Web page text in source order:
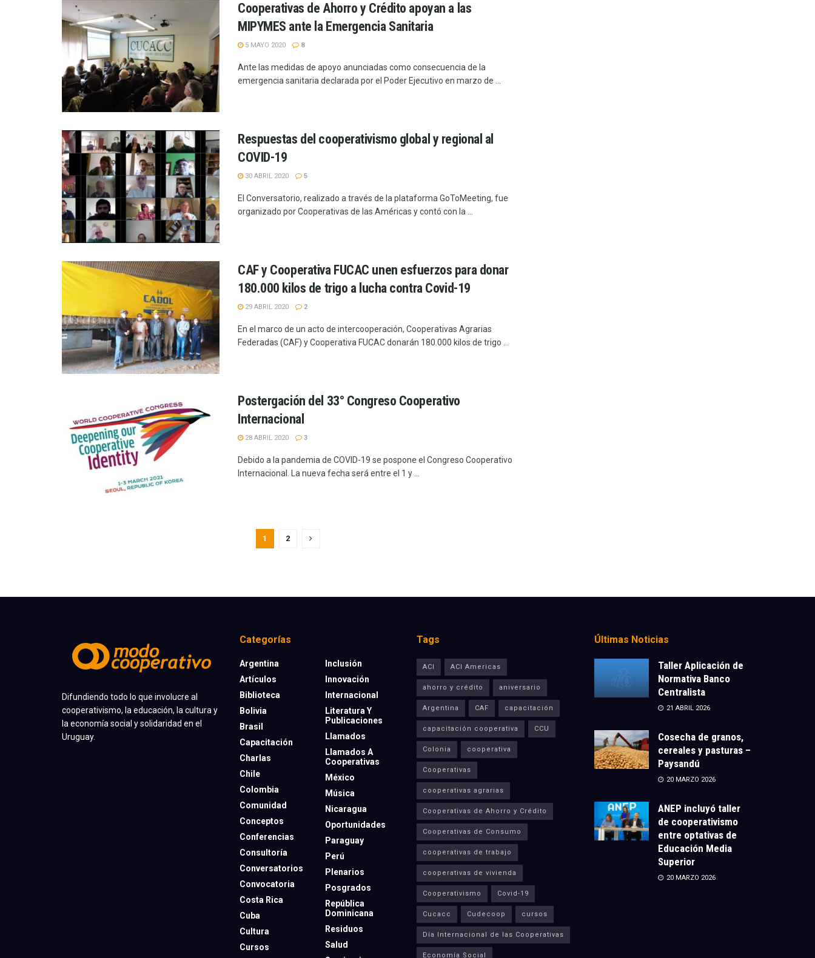
Cooperativas de Ahorro y Crédito apoyan a las
MIPYMES ante la Emergencia Sanitaria
5 MAYO 2020 8
Ante las medidas de apoyo anunciadas como consecuencia de la
emergencia sanitaria declarada por el Poder Ejecutivo en marzo de ...
Respuestas del cooperativismo global y regional al
COVID-19
30 ABRIL 2020 5
El Conversatorio, realizado a través de la plataforma GoToMeeting, fue
organizado por Cooperativas de las Américas y contó con la ...
CAF y Cooperativa FUCAC unen esfuerzos para donar
180.000 kilos de trigo a lucha contra Covid-19
29 ABRIL 2020 2
En el marco de un acto de intercooperación, Cooperativas Agrarias
Federadas (CAF) y Cooperativa FUCAC donarán 180.000 kilos de trigo ...
Postergación del 33° Congreso Cooperativo
Internacional
28 ABRIL 2020 3
Debido a la pandemia de COVID-19 se pospone el Congreso Cooperativo
Internacional. La nueva fecha será entre el 1 y ...
1 2
Difundiendo todo lo que involucre al
cooperativismo, la educación, la cultura y
la economía social y solidaridad en el
Uruguay.
Categorías
Argentina
Artículos
Biblioteca
Bolivia
Brasil
Capacitación
Charlas
Chile
Colombia
Comunidad
Conceptos
Conferencias
Consultoría
Conversatorios
Convocatoria
Costa Rica
Cuba
Cultura
Cursos
Inclusión
Innovación
Internacional
Literatura Y
Publicaciones
Llamados
Llamados A
Cooperativas
México
Música
Nicaragua
Oportunidades
Paraguay
Perú
Plenarios
Posgrados
República
Dominicana
Residuos
Salud
Tags
ACI ACI Americas
ahorro y crédito aniversario
Argentina CAF capacitación
capacitación cooperativa CCU
Colonia cooperativa
Cooperativas
cooperativas agrarias
Cooperativas de Ahorro y Crédito
Cooperativas de Consumo
cooperativas de trabajo
cooperativas de vivienda
Cooperativismo Covid-19
Cucacc Cudecoop cursos
Día Internacional de las Cooperativas
Economía Social
Últimas Noticias
Taller Aplicación de
Normativa Banco
Centralista
21 ABRIL 2026
Cosecha de granos,
cereales y pasturas –
Paysandú
20 MARZO 2026
ANEP incluyó taller
de cooperativismo
entre optativas de
Educación Media
Superior
20 MARZO 2026